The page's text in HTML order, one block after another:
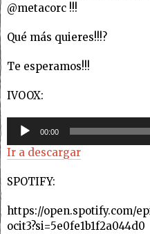
@metacorc !!!
Qué más quieres!!!?
Te esperamos!!!
IVOOX:
Reproductor
audio
00:00
Ir a descargar
SPOTIFY:
https://open.spotify.com/
ocit3?si=5e0fe1b1f2a044d0